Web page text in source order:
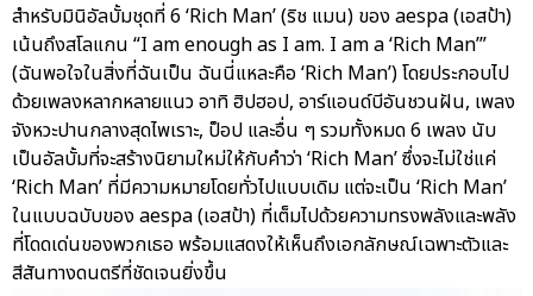
สำหรับมินิอัลบั้มชุดที่ 6 ‘Rich Man’ (ริช แมน) ของ aespa (เอสป้า)
เน้นถึงสโลแกน “I am enough as I am. I am a ‘Rich Man’”
(ฉันพอใจในสิ่งที่ฉันเป็น ฉันนี่แหละคือ ‘Rich Man’) โดยประกอบไป
ด้วยเพลงหลากหลายแนว อาทิ ฮิปฮอป, อาร์แอนด์บีอันชวนฝัน, เพลง
จังหวะปานกลางสุดไพเราะ, ป็อป และอื่น ๆ รวมทั้งหมด 6 เพลง นับ
เป็นอัลบั้มที่จะสร้างนิยามใหม่ให้กับคำว่า ‘Rich Man’ ซึ่งจะไม่ใช่แค่
‘Rich Man’ ที่มีความหมายโดยทั่วไปแบบเดิม แต่จะเป็น ‘Rich Man’
ในแบบฉบับของ aespa (เอสป้า) ที่เต็มไปด้วยความทรงพลังและพลัง
ที่โดดเด่นของพวกเธอ พร้อมแสดงให้เห็นถึงเอกลักษณ์เฉพาะตัวและ
สีสันทางดนตรีที่ชัดเจนยิ่งขึ้น